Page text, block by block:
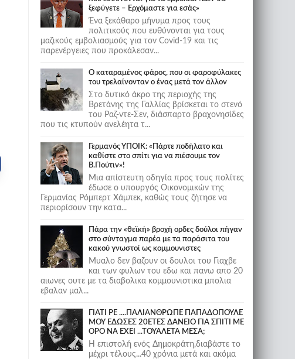
ξεφύγετε – Ερχόμαστε για εσάς»
Ένα ξεκάθαρο μήνυμα προς τους
πολιτικούς που ευθύνονται για τους
μαζικούς εμβολιασμούς για τον Covid-19 και τις
παρενέργειες που προκάλεσαν...
Ο καταραμένος φάρος, που οι φαροφύλακες
του τρελαίνονταν ο ένας μετά τον άλλον
Στο δυτικό άκρο της περιοχής της
Βρετάνης της Γαλλίας βρίσκεται το στενό
του Ραζ-ντε-Σεν, διάσπαρτο βραχονησίδες
που τις κτυπούν ανελέητα τ...
Γερμανός ΥΠΟΙΚ: «Πάρτε ποδήλατο και
καθίστε στο σπίτι για να πιέσουμε τον
Β.Πούτιν»!
Μια απίστευτη οδηγία προς τους πολίτες
έδωσε ο υπουργός Οικονομικών της
Γερμανίας Ρόμπερτ Χάμπεκ, καθώς τους ζήτησε να
περιορίσουν την κατα...
Πάρα την «θεϊκή» βροχή ορδες δούλοι πήγαν
στο σύνταγμα παρέα με τα παράσιτα του
κακού γνωστοί ως κομμουνιστες
Μυαλο δεν βαζουν οι δουλοι του Γιαχβε
και των φυλων του εδω και πανω απο 20
αιωνες ουτε με τα διαβολικα κομμουνιστικα μπολια
εβαλαν μαλ...
ΓΙΑΤΙ ΡΕ ....ΠΑΛΙΑΝΘΡΩΠΕ ΠΑΠΑΔΟΠΟΥΛΕ
ΜΟΥ ΕΔΩΣΕΣ 20ΕΤΕΣ ΔΑΝΕΙΟ ΓΙΑ ΣΠΙΤΙ ΜΕ
ΟΡΟ ΝΑ ΕΧΕΙ ...ΤΟΥΑΛΕΤΑ ΜΕΣΑ;
Η επιστολή ενός Δημοκράτη,διαβάστε το
μέχρι τέλους...40 χρόνια μετά και ακόμα